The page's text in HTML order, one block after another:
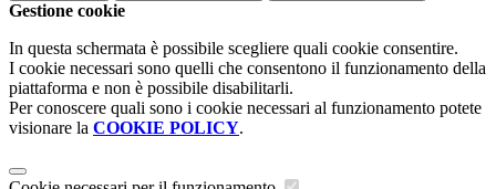
Gestione cookie
In questa schermata è possibile scegliere quali cookie consentire.
I cookie necessari sono quelli che consentono il funzionamento della
piattaforma e non è possibile disabilitarli.
Per conoscere quali sono i cookie necessari al funzionamento potete
visionare la COOKIE POLICY.